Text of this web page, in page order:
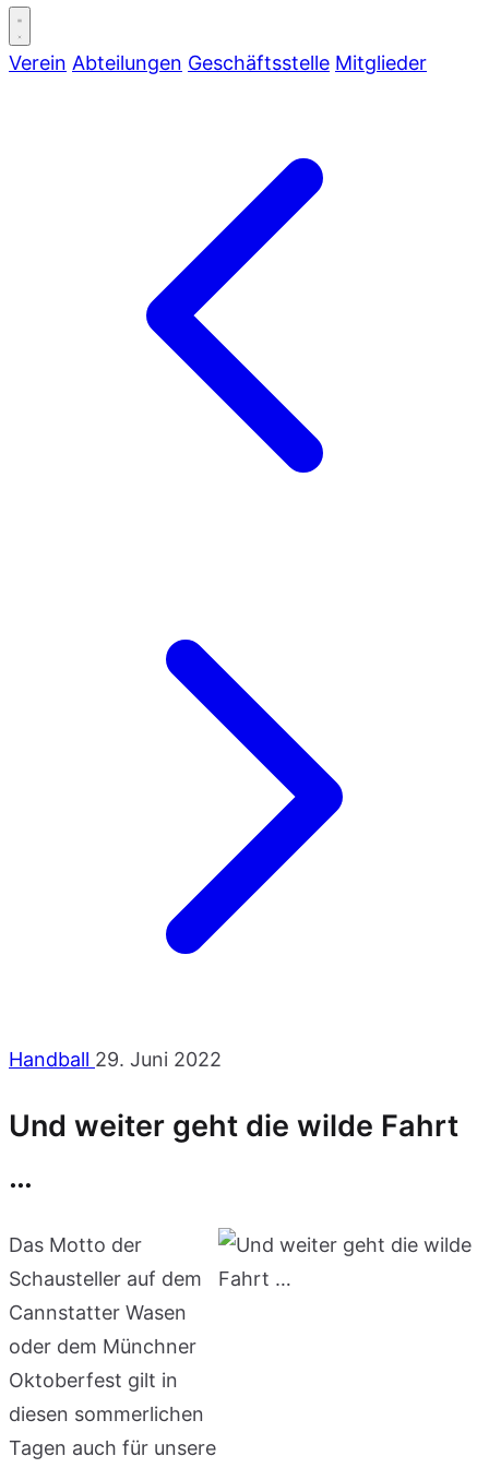
Verein Abteilungen Geschäftsstelle Mitglieder
Handball 29. Juni 2022
Und weiter geht die wilde Fahrt
…
Das Motto der
Schausteller auf dem
Cannstatter Wasen
oder dem Münchner
Oktoberfest gilt in
diesen sommerlichen
Tagen auch für unsere